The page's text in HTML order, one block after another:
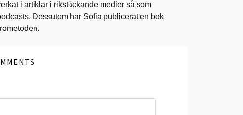
i artiklar i rikstäckande medier så som
Dessutom har Sofia publicerat en bok